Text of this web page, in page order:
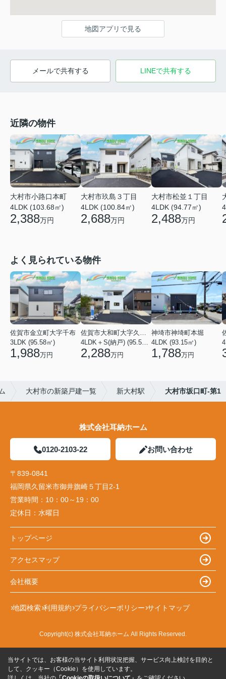
地図アプリで見る
メールで共有する LINEで共有する
近隣の物件
大村市小路口本町
4LDK (103.68㎡)
2,388万円
大村市玖島３丁目
4LDK (100.84㎡)
2,688万円
大村市松並１丁目
4LDK (94.77㎡)
2,488万円
よく見られている物件
佐賀市金立町大字千布
3LDK (95.58㎡)
1,988万円
佐賀市大和町大字久池井
4LDK＋S(納戸) (95.58㎡)
2,288万円
神埼市神埼町本堀
4LDK (93.15㎡)
1,788万円
大村市の新築戸建一覧 新大村駅 大村市坂口町-第1
株式会社耳納ホーム
0120-2103-22 お問い合わせ
〒839-0841
福岡県久留米市御井旗崎５丁目2-1
営業時間： 10：00～19：00
定休日： 水曜日
トップページ
アクセスマップ
会社概要
地図検索 利用規約 プライバシーポリシー サイトマップ
Copyright(c) 株式会社耳納ホーム All Rights Reserved.
当サイトでは、お客様の当サイト利用状況把握、サービス向上検討を目的と
して、クッキー（Cookie）を使用しています。